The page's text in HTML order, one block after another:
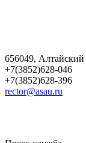
656049, Алтайский
+7(3852)628-046
+7(3852)628-396
rector@asau.ru